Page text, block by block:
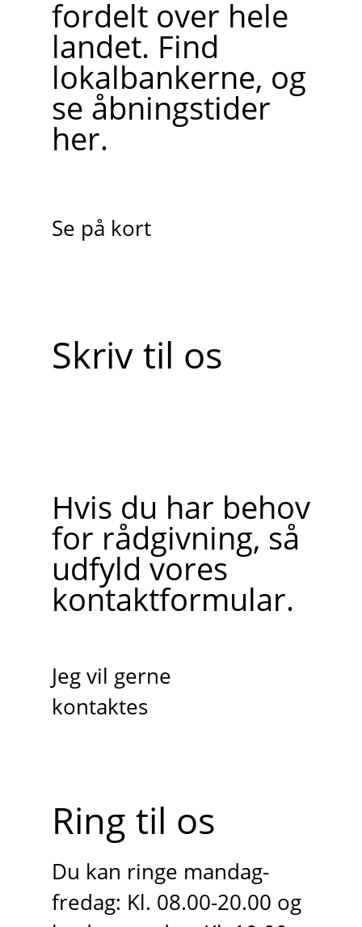
fordelt over hele
landet. Find
lokalbankerne, og
se åbningstider
her.
Se på kort
Skriv til os
Hvis du har behov
for rådgivning, så
udfyld vores
kontaktformular.
Jeg vil gerne
kontaktes
Ring til os
Du kan ringe mandag-
fredag: Kl. 08.00-20.00 og